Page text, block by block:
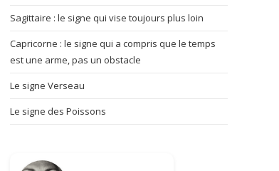
Sagittaire : le signe qui vise toujours plus loin
Capricorne : le signe qui a compris que le temps
est une arme, pas un obstacle
Le signe Verseau
Le signe des Poissons